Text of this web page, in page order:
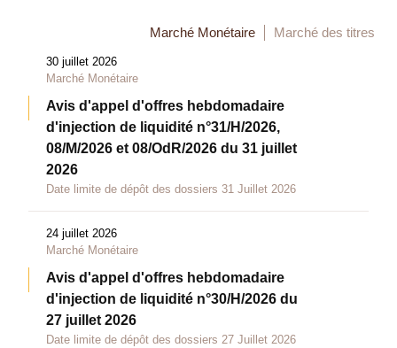
Marché Monétaire Marché des titres
30 juillet 2026
Marché Monétaire
Avis d'appel d'offres hebdomadaire
d'injection de liquidité n°31/H/2026,
08/M/2026 et 08/OdR/2026 du 31 juillet
2026
Date limite de dépôt des dossiers 31 Juillet 2026
24 juillet 2026
Marché Monétaire
Avis d'appel d'offres hebdomadaire
d'injection de liquidité n°30/H/2026 du
27 juillet 2026
Date limite de dépôt des dossiers 27 Juillet 2026